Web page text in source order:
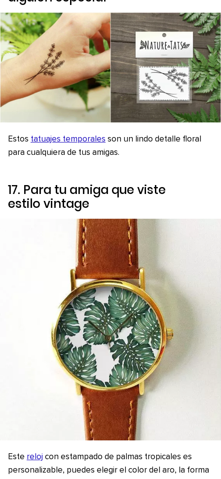
Estos tatuajes temporales son un lindo detalle floral
para cualquiera de tus amigas.
17. Para tu amiga que viste
estilo vintage
Este reloj con estampado de palmas tropicales es
personalizable, puedes elegir el color del aro, la forma